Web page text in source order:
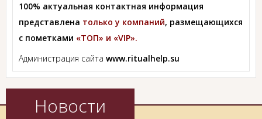
100% актуальная контактная информация
представлена только у компаний, размещающихся
с пометками «ТОП» и «VIP».
Администрация сайта www.ritualhelp.su
Новости